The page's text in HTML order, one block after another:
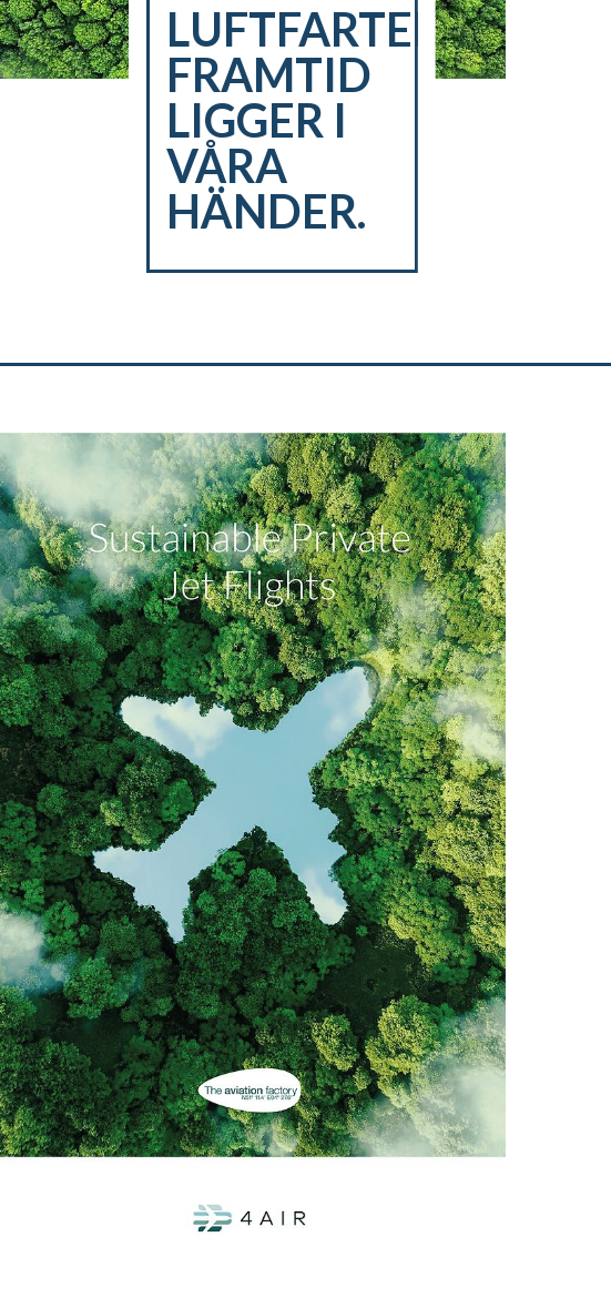
LUFTFARTENS
FRAMTID
LIGGER I
VÅRA
HÄNDER.